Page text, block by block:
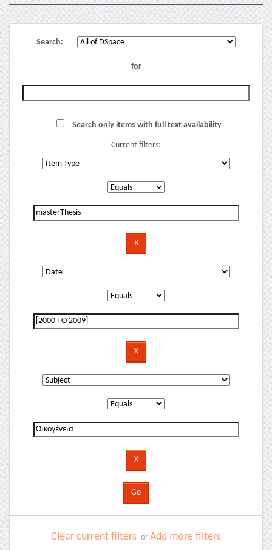
Search:
for
Search only items with full text availability
Current filters:
Clear current filters or Add more filters